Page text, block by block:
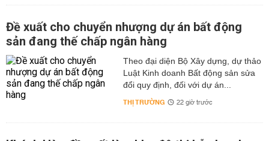
So Sánh Lãi Suất Ngân Hàng HDBank Với Các Ngân
Hàng Khác
So với các ngân hàng cùng phân khúc, lãi suất của
HDBank có những điểm nổi bật như:
Mức lãi suất hấp dẫn: HDBank thường có mức lãi suất
nhỉnh hơn so với các ngân hàng lớn như Vietcombank,
Sản phẩm tiết kiệm đa dạng: Đáp ứng nhiều nhu cầu khác
Đề xuất cho chuyển nhượng dự án bất động
sản đang thế chấp ngân hàng
Theo đại diện Bộ Xây dựng, dự thảo
Luật Kinh doanh Bất động sản sửa
đổi quy định, đối với dự án...
THỊ TRƯỜNG 22 giờ trước